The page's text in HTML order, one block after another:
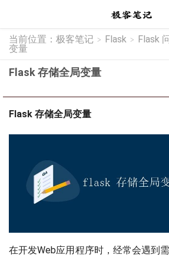
当前位置： 极客笔记 > Flask > Flask
变量
Flask 存储全局变量
Flask 存储全局变量
在开发Web应用程序时，经常会遇到